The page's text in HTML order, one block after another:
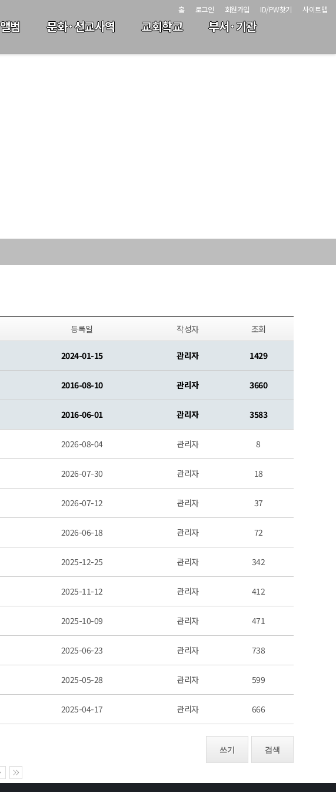
범 문화·선교사역 교회학교 부서·기관
홈 로그인 회원가입 ID/PW찾기 사이트맵
등록일 작성자 조회
2024-01-15 관리자 1429
2016-08-10 관리자 3660
2016-06-01 관리자 3583
2026-08-04 관리자 8
2026-07-30 관리자 18
2026-07-12 관리자 37
2026-06-18 관리자 72
2025-12-25 관리자 342
2025-11-12 관리자 412
2025-10-09 관리자 471
2025-06-23 관리자 738
2025-05-28 관리자 599
2025-04-17 관리자 666
검색
쓰기